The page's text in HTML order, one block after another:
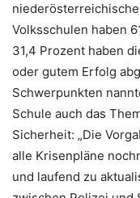
Volksschulen haben
31,4 Prozent haben
oder gutem Erfolg
Schwerpunkten
Schule auch das
Sicherheit: „Die
alle Krisenpläne
und laufend zu